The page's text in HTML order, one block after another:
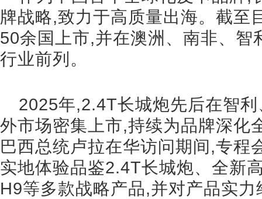
牌战略,致力于高质量出海。截至
50余国上市,并在澳洲、南非、智
行业前列。
2025年,2.4T长城炮先后在智
外市场密集上市,持续为品牌深化
巴西总统卢拉在华访问期间,专程
实地体验品鉴2.4T长城炮、全新
H9等多款战略产品,并对产品实